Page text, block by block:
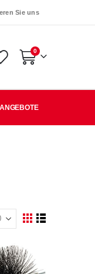
Sie uns
Warenkorb
0Artikel
ANGEBOTE
Ansicht